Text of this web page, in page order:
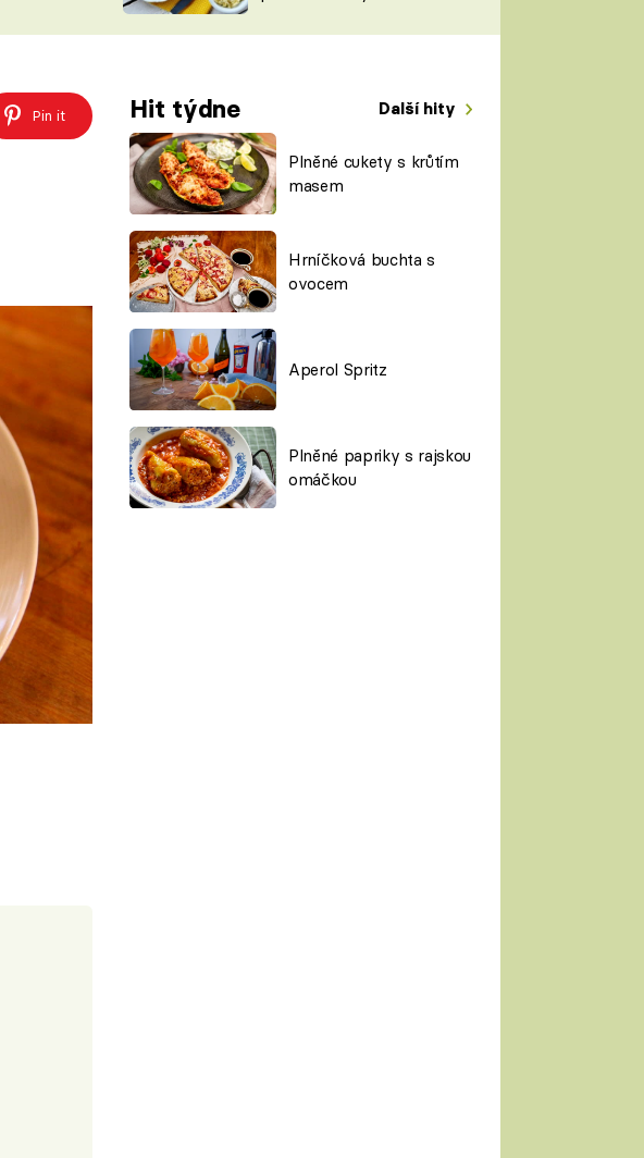
ŠÉFREDAKTORKY
ČASOPIS
Pin it Hit týdne Další hity
Plněné cukety s krůtím
masem
Hrníčková buchta s
ovocem
Aperol Spritz
Plněné papriky s rajskou
omáčkou